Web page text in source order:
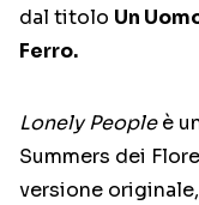
dal titolo Un
Ferro.
Lonely Peopleè
Summers dei
versione